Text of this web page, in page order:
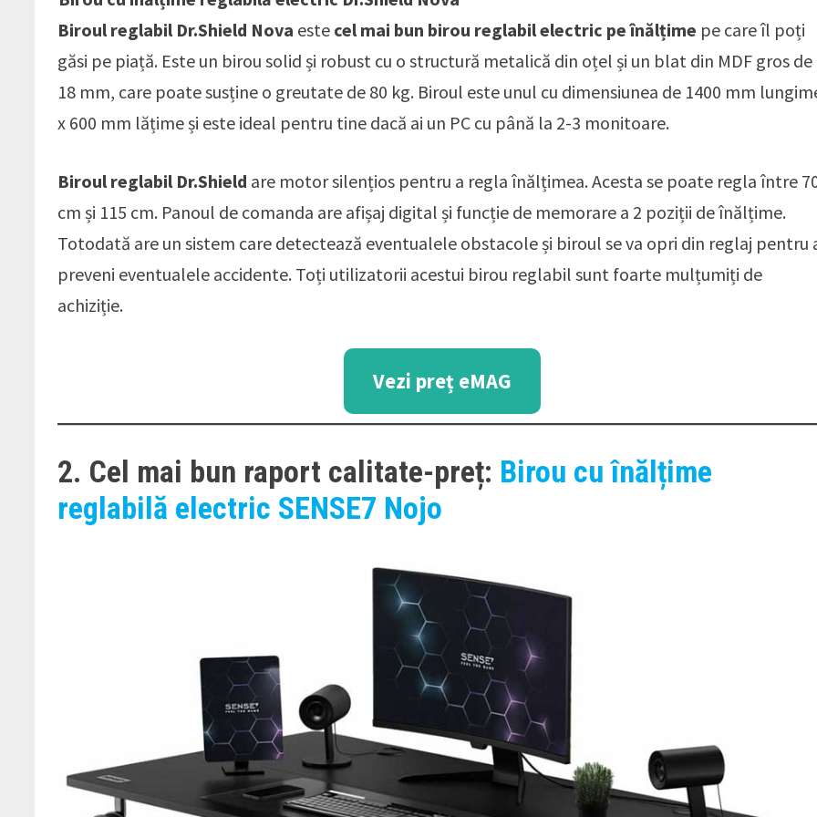
Biroul reglabil Dr.Shield Nova este cel mai bun birou reglabil electric pe înălțime pe care îl poți
găsi pe piață. Este un birou solid și robust cu o structură metalică din oțel și un blat din MDF gros de
18 mm, care poate susține o greutate de 80 kg. Biroul este unul cu dimensiunea de 1400 mm
x 600 mm lățime și este ideal pentru tine dacă ai un PC cu până la 2-3 monitoare.
Biroul reglabil Dr.Shield are motor silențios pentru a regla înălțimea. Acesta se poate regla între
cm și 115 cm. Panoul de comanda are afișaj digital și funcție de memorare a 2 poziții de înălțime.
Totodată are un sistem care detectează eventualele obstacole și biroul se va opri din reglaj pentru
preveni eventualele accidente. Toți utilizatorii acestui birou reglabil sunt foarte mulțumiți de
achiziție.
Vezi preț eMAG
2. Cel mai bun raport calitate-preț: Birou cu înălțime
reglabilă electric SENSE7 Nojo